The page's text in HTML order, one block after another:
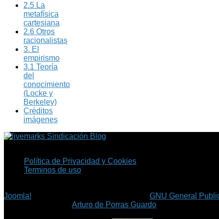
2.5 La
metafísica
cartesiana
2.6 Otros
racionalistas
3. El
empirismo
3.1 Teoría
del
conocimiento
(Locke y
Berkeley)
Créditos
imágenes
Sindicación Blog
Política de Privacidad y Cookies
Terminos de uso
Joomla!
GNU General
©Arturo de Porras Guardo